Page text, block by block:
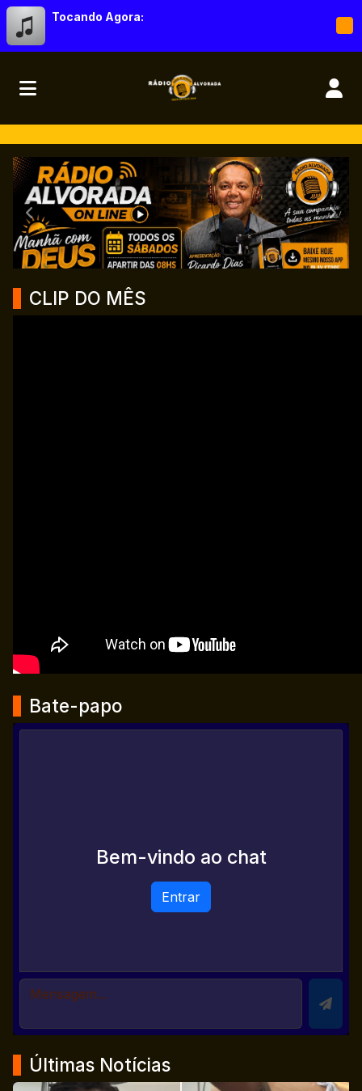
Tocando Agora:
RÁDIO ALVORADA ONLINE
Anterior
CLIP DO MÊS
Bate-papo
Bem-vindo ao chat
Entrar
Últimas Notícias